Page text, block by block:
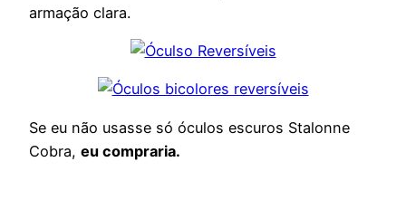
armação clara.
Se eu não usasse só óculos escuros Stalonne
Cobra, eu compraria.